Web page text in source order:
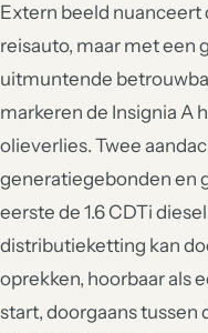
Extern beeld nuanceert
reisauto, maar met een
uitmuntende
markeren de Insignia A
olieverlies. Twee
generatiegebonden en
eerste de 1.6 CDTi
distributieketting kan
oprekken, hoorbaar als
start, doorgaans tussen